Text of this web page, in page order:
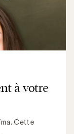
à votre
Cette